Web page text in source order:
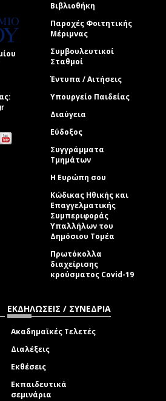
Βιβλιοθήκη
Παροχές Φοιτητικής
Μέριμνας
Συμβουλευτικοί
Σταθμοί
Έντυπα / Αιτήσεις
Υπουργείο Παιδείας
Διαύγεια
Εύδοξος
Συγγράμματα
Τμημάτων
Η Ευρώπη σου
Κώδικας Ηθικής και
Επαγγελματικής
Συμπεριφοράς
Υπαλλήλων του
Δημόσιου Τομέα
Πρωτόκολλα
διαχείρισης
κρούσματος Covid-19
ΕΚΔΗΛΩΣΕΙΣ / ΣΥΝΕΔΡΙΑ
Ακαδημαϊκές Τελετές
Διαλέξεις
Εκθέσεις
Εκπαιδευτικά
σεμινάρια